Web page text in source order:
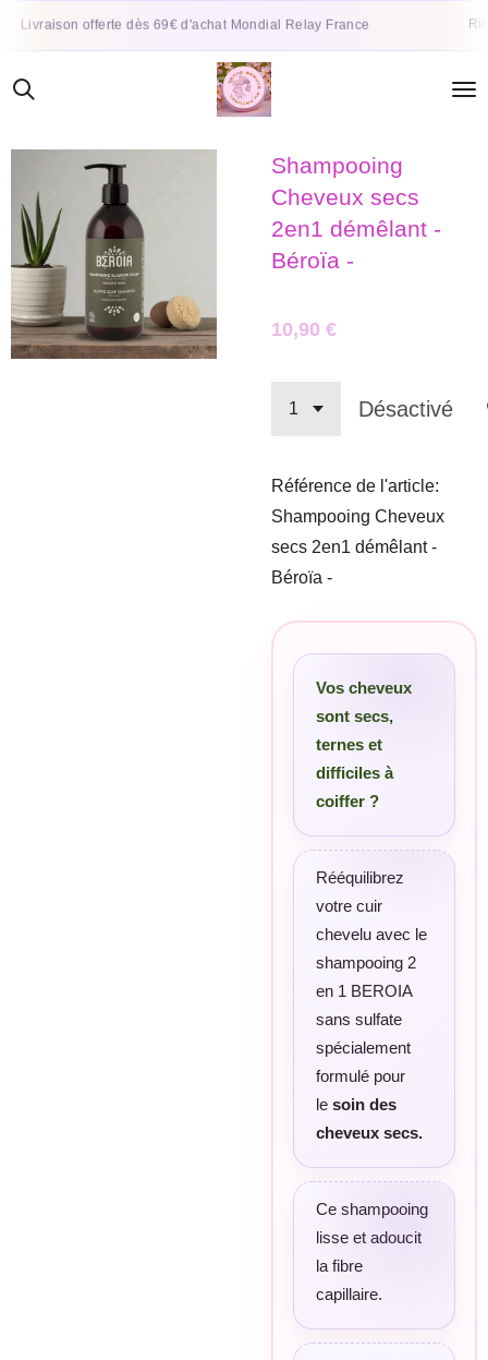
offerte dès 69€ d'achat Mondial Relay France Rituel
Passer
contenu
Shampooing
Cheveux secs
2en1 démêlant -
Béroïa -
10,90 €
Désactivé
Référence de l'article:
Shampooing Cheveux
secs 2en1 démêlant -
Béroïa -
Vos cheveux
sont secs,
ternes et
difficiles à
coiffer ?
Rééquilibrez
votre cuir
chevelu avec le
shampooing 2
en 1 BEROIA
sans sulfate
spécialement
formulé pour
le soin des
cheveux secs.
Ce shampooing
lisse et adoucit
la fibre
capillaire.